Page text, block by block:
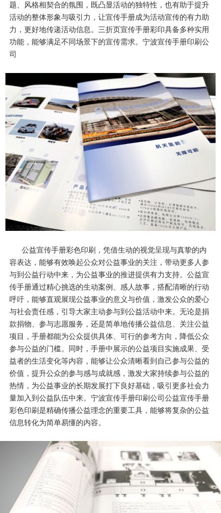
题、风格相契合的氛围，既凸显活动的独特性，也有助于提升
活动的整体形象与吸引力，让宣传手册成为活动宣传的有力助
力，更好地传递活动信息。三折页宣传手册彩印具备多种实用
功能，能够满足不同场景下的宣传需求。宁波宣传手册印刷公
司
公益宣传手册彩色印刷，凭借生动的视觉呈现与真挚的内
容表达，能够有效唤起公众对公益事业的关注，带动更多人参
与到公益行动中来，为公益事业的推进提供有力支持。公益宣
传手册通过精心挑选的生动案例、感人故事，搭配清晰的行动
呼吁，能够直观展现公益事业的意义与价值，激发公众的爱心
与社会责任感，引导大家主动参与到公益活动中来。无论是捐
款捐物、参与志愿服务，还是简单地传播公益信息、关注公益
项目，手册都能为公众提供具体、可行的参考方向，降低公众
参与公益的门槛。同时，手册中展示的公益项目实施成果、受
益者的生活变化等内容，能够让公众清晰看到自己参与公益的
价值，提升公众的参与感与成就感，激发大家持续参与公益的
热情，为公益事业的长期发展打下良好基础，吸引更多社会力
量加入到公益队伍中来。宁波宣传手册印刷公司公益宣传手册
彩色印刷是精确传播公益理念的重要工具，能够将复杂的公益
信息转化为简单易懂的内容。